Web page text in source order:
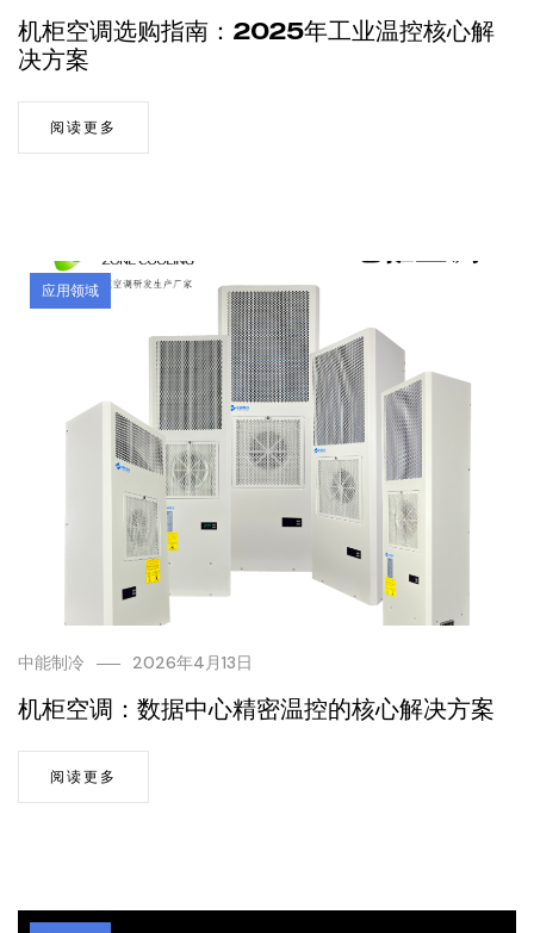
机柜空调选购指南：2025年工业温控核心解
决方案
阅读更多
应用领域
中能制冷 2026年4月13日
机柜空调：数据中心精密温控的核心解决方案
阅读更多